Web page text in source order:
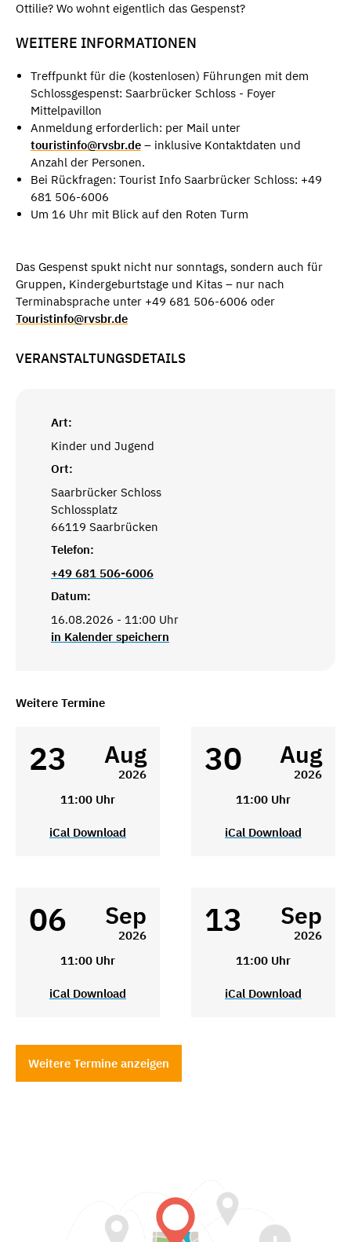
Ottilie? Wo wohnt eigentlich das Gespenst?
WEITERE INFORMATIONEN
Treffpunkt für die (kostenlosen) Führungen mit dem
Schlossgespenst: Saarbrücker Schloss - Foyer
Mittelpavillon
Anmeldung erforderlich: per Mail unter
touristinfo@rvsbr.de– inklusive Kontaktdaten und
Anzahl der Personen.
Bei Rückfragen: Tourist Info Saarbrücker Schloss: +49
681 506-6006
Um 16 Uhr mit Blick auf den Roten Turm
Das Gespenst spukt nicht nur sonntags, sondern auch für
Gruppen, Kindergeburtstage und Kitas – nur nach
Terminabsprache unter +49 681 506-6006 oder
Touristinfo@rvsbr.de
VERANSTALTUNGSDETAILS
Art:
Kinder und Jugend
Ort:
Saarbrücker Schloss
Schlossplatz
66119 Saarbrücken
Telefon:
+49 681 506-6006
Datum:
16.08.2026 - 11:00 Uhr
in Kalender speichern
Weitere Termine
23 Aug
2026
11:00 Uhr
iCal Download
30 Aug
2026
11:00 Uhr
iCal Download
06 Sep
2026
11:00 Uhr
iCal Download
13 Sep
2026
11:00 Uhr
iCal Download
Weitere Termine anzeigen